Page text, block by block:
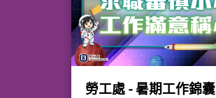
勞工處 - 暑期工作錦囊